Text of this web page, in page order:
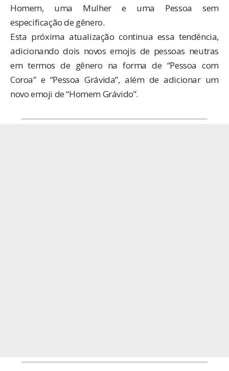
Homem, uma Mulher e uma Pessoa sem
especificação de gênero.
Esta próxima atualização continua essa tendência,
adicionando dois novos emojis de pessoas neutras
em termos de gênero na forma de “Pessoa com
Coroa” e “Pessoa Grávida”, além de adicionar um
novo emoji de “Homem Grávido”.